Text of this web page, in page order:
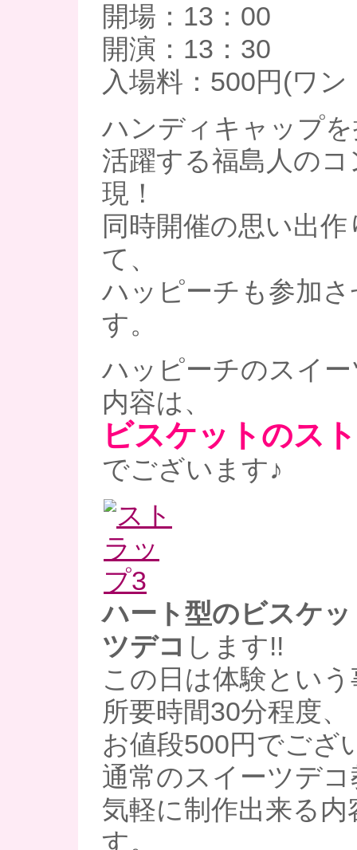
開場：13：00
開演：13：30
入場料：500円(ワ
ハンディキャップ
活躍する福島人の
現！
同時開催の思い出
て、
ハッピーチも参加
す。
ハッピーチのスイ
内容は、
ビスケットのス
でございます♪
ハート型のビスケ
ツデコ します!!
この日は体験とい
所要時間30分程度、
お値段500円でござ
通常のスイーツデ
気軽に制作出来る
す。